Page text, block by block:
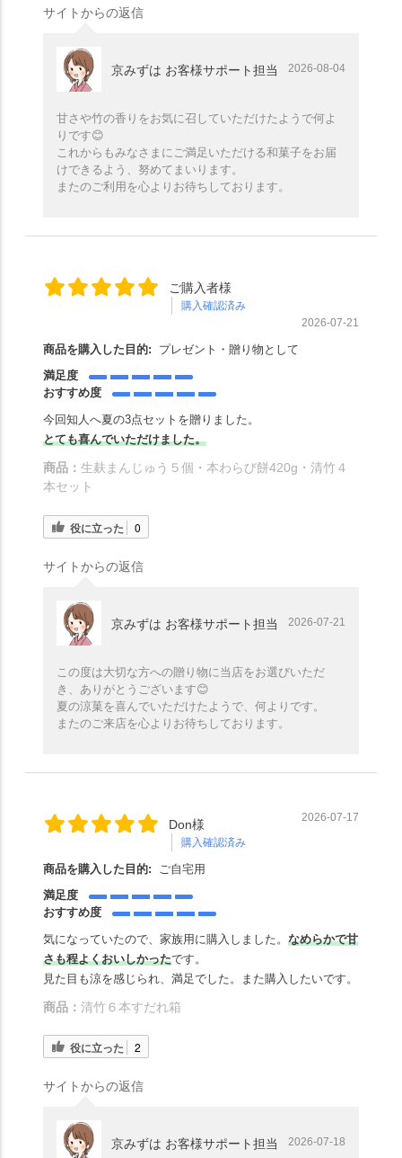
サイトからの返信
京みずは お客様サポート担当 2026-08-04
甘さや竹の香りをお気に召していただけたようで何よ
りです😊
これからもみなさまにご満足いただける和菓子をお届
けできるよう、努めてまいります。
またのご利用を心よりお待ちしております。
ご購入者様
購入確認済み
2026-07-21
商品を購入した目的:
プレゼント・贈り物として
満足度
おすすめ度
今回知人へ夏の3点セットを贈りました。
とても喜んでいただけました。
商品： 生麸まんじゅう５個・本わらび餅420g・清竹４
本セット
役に立った 0
サイトからの返信
京みずは お客様サポート担当 2026-07-21
この度は大切な方への贈り物に当店をお選びいただ
き、ありがとうございます😊
夏の涼菓を喜んでいただけたようで、何よりです。
またのご来店を心よりお待ちしております。
Don様
購入確認済み
2026-07-17
商品を購入した目的:
ご自宅用
満足度
おすすめ度
気になっていたので、家族用に購入しました。 なめらかで甘
さも程よくおいしかったです。
見た目も涼を感じられ、満足でした。また購入したいです。
商品： 清竹６本すだれ箱
役に立った 2
サイトからの返信
京みずは お客様サポート担当 2026-07-18